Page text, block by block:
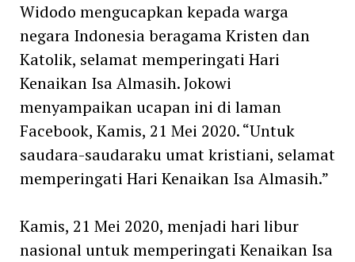
Widodo mengucapkan kepada warga
negara Indonesia beragama Kristen dan
Katolik, selamat memperingati Hari
Kenaikan Isa Almasih. Jokowi
menyampaikan ucapan ini di laman
Facebook, Kamis, 21 Mei 2020. “Untuk
saudara-saudaraku umat kristiani, selamat
memperingati Hari Kenaikan Isa Almasih.”
Kamis, 21 Mei 2020, menjadi hari libur
nasional untuk memperingati Kenaikan Isa